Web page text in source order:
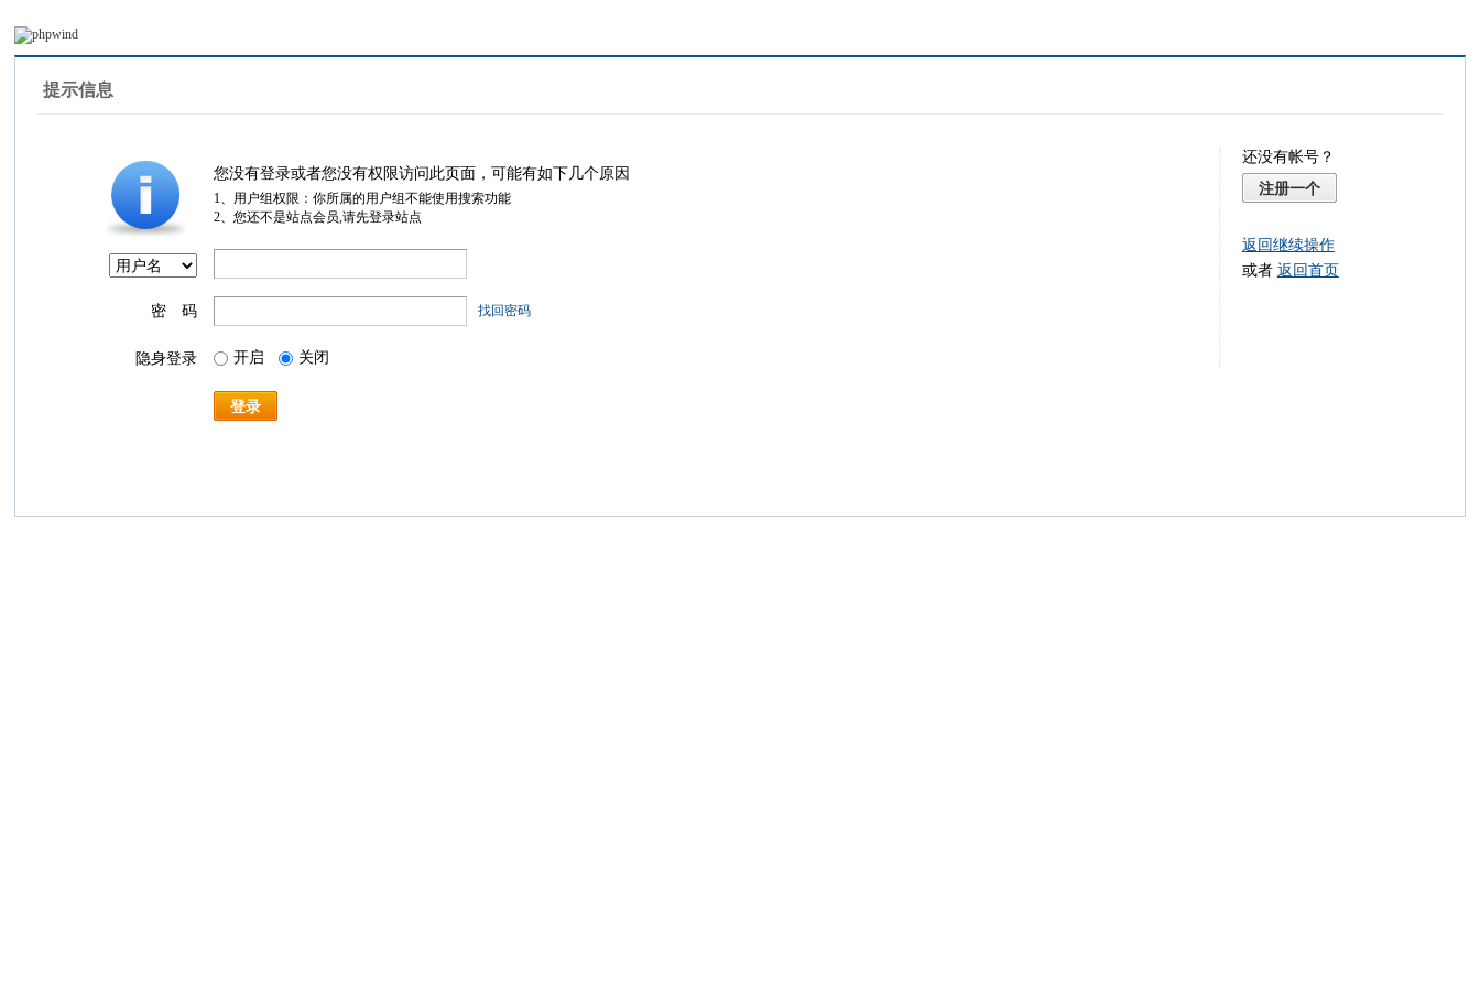
提示信息
您没有登录或者您没有权限访问此页面，可能有如下几个原因
1、用户组权限：你所属的用户组不能使用搜索功能
2、您还不是站点会员,请先登录站点
密 码 找回密码
隐身登录 开启 关闭
登录
还没有帐号？
注册一个
返回继续操作
或者 返回首页